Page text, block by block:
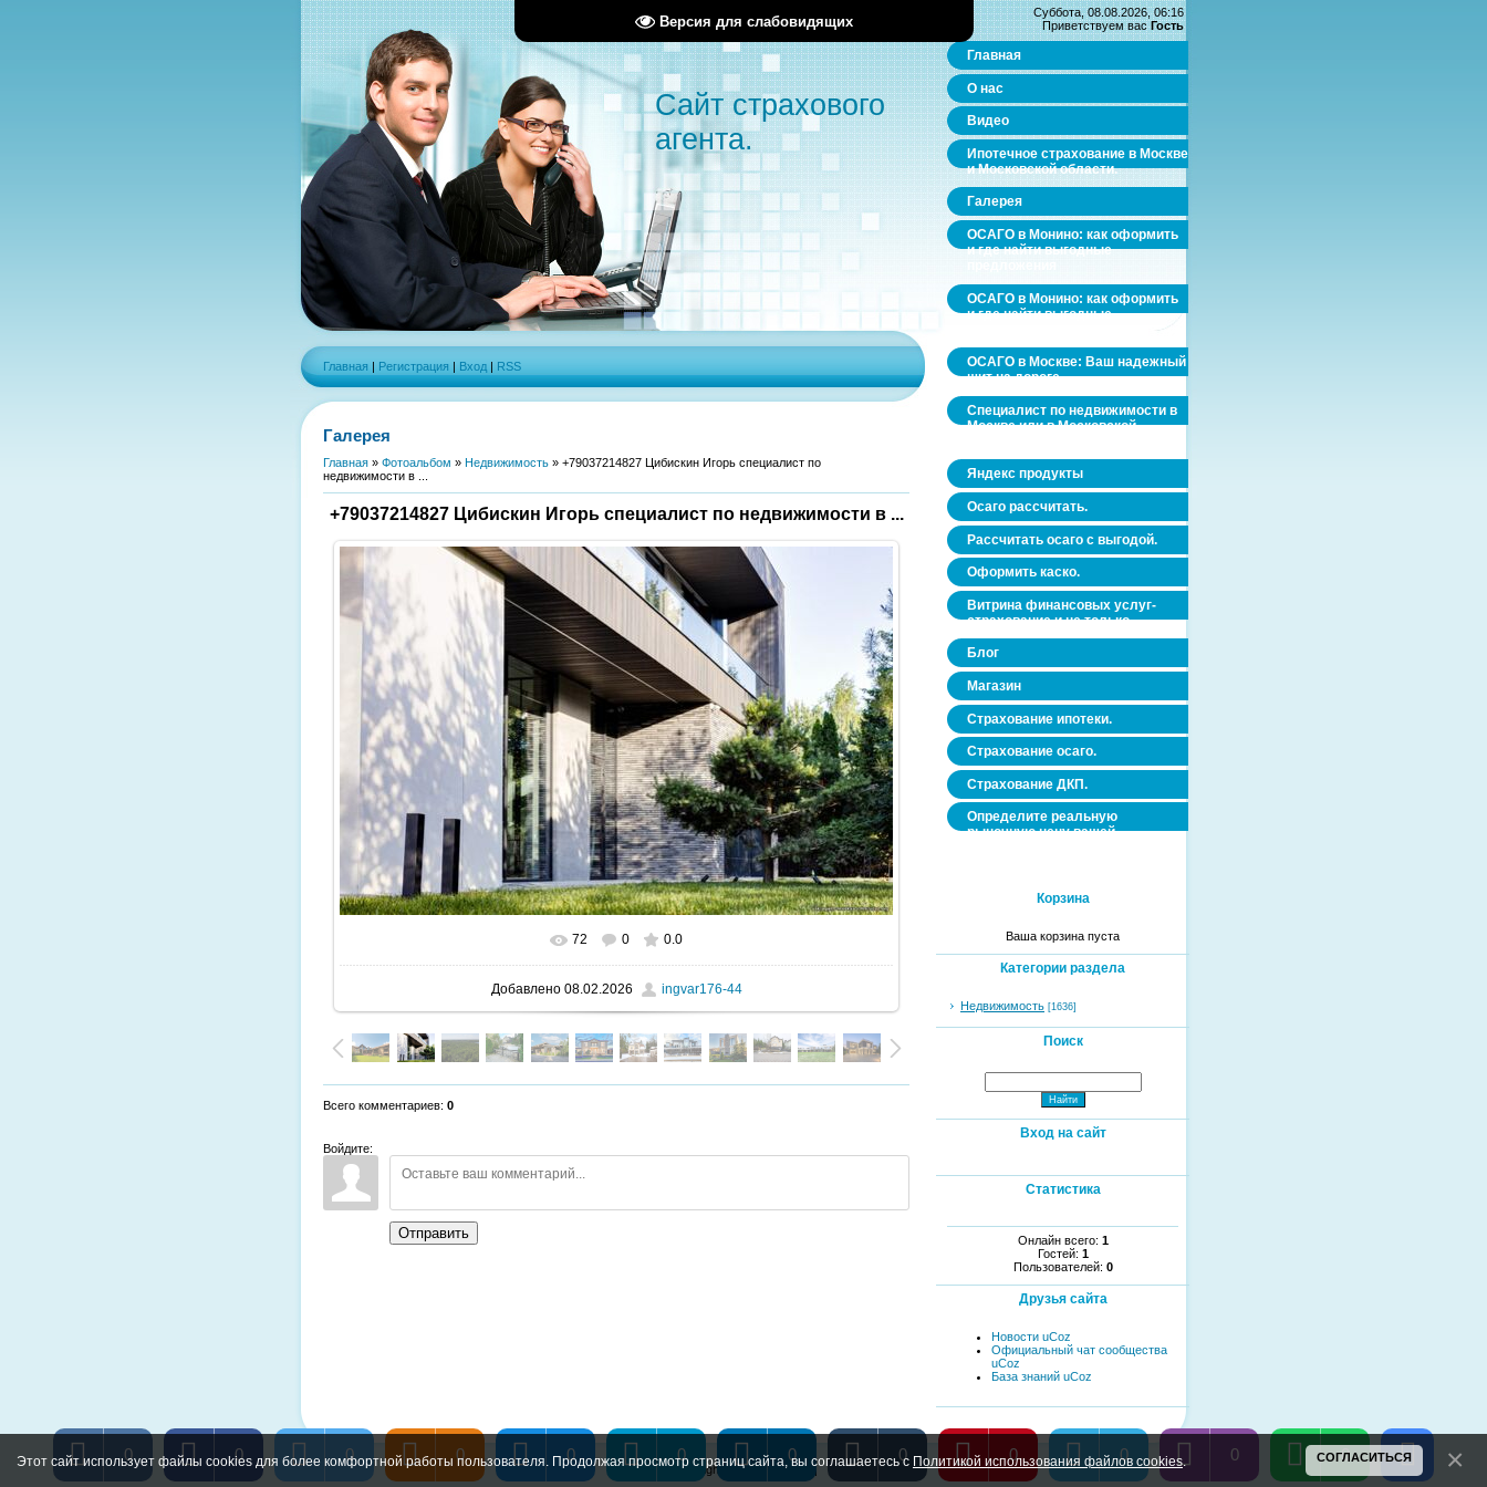
Версия для слабовидящих
Сайт страхового
агента.
Главная | Регистрация | Вход | RSS
Галерея
Главная » Фотоальбом » Недвижимость » +79037214827 Цибискин Игорь специалист по
недвижимости в ...
+79037214827 Цибискин Игорь специалист по недвижимости в ...
В реальном размере 1600x1067
72 0 0.0
Добавлено08.02.2026 ingvar176-44
Всего комментариев: 0
Войдите:
Отправить
Суббота, 08.08.2026, 06:16
Приветствуем вас Гость
Главная
О нас
Видео
Ипотечное страхование в Москве
и Московской области.
Галерея
ОСАГО в Монино: как оформить
и где найти выгодные
ОСАГО в Монино: как оформить
и где найти выгодные
ОСАГО в Москве: Ваш надежный
щит на дороге
Специалист по недвижимости в
Москве или в Московской
Яндекс продукты
Осаго рассчитать.
Рассчитать осаго с выгодой.
Оформить каско.
Витрина финансовых услуг-
страхование и не только.
Блог
Магазин
Страхование ипотеки.
Страхование осаго.
Страхование ДКП.
Определите реальную
рыночную цену вашей
Корзина
Ваша корзина пуста
Категории раздела
Недвижимость [1636]
Поиск
Вход на сайт
Статистика
Онлайн всего: 1
Гостей: 1
Пользователей: 0
Друзья сайта
Новости uCoz
Официальный чат сообщества
uCoz
База знаний uCoz
Copyright MyCorp © 2026 |
0 0 0 0 0 0 0 0 0 0 0 0
Этот сайт использует файлы cookies для более комфортной работы пользователя. Продолжая просмотр страниц сайта, вы соглашаетесь с Политикой использования файлов cookies СОГЛАСИТЬСЯ